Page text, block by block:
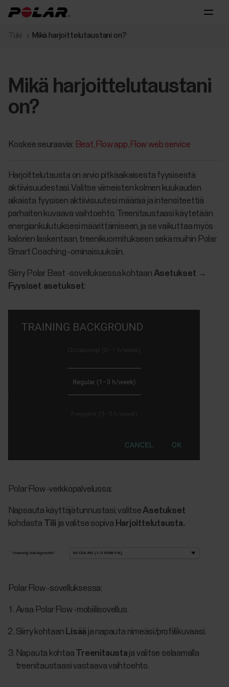
Tuki Mikä harjoittelutaustani on?
Mikä harjoittelutaustani
on?
Koskee seuraavia: Beat Flow app Flow web service
Harjoittelutausta on arvio pitkäaikaisesta fyysisestä
aktiivisuudestasi. Valitse viimeisten kolmen kuukauden
aikaista fyysisen aktiivisuutesi määrää ja intensiteettiä
parhaiten kuvaava vaihtoehto. Treenitaustaasi käytetään
energiankulutuksesi määrittämiseen, ja se vaikuttaa myös
kalorien laskentaan, treenikuormitukseen sekä muihin Polar
Smart Coaching ‑ominaisuuksiin.
Siirry Polar Beat -sovelluksessa kohtaan Asetukset →
Fyysiset asetukset:
Polar Flow -verkkopalvelussa:
Napsauta käyttäjätunnustasi, valitseAsetukset
kohdasta
Tili ja valitse sopiva Harjoittelutausta.
Polar Flow -sovelluksessa:
Avaa Polar Flow -mobiilisovellus.
Siirry kohtaan Lisää ja napauta nimeäsi/profiilikuvaasi.
Napauta kohtaa Treenitausta ja valitse selaamalla
treenitaustaasi vastaava vaihtoehto.